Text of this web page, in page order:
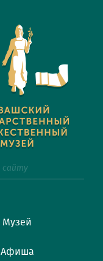
Музей
Афиша